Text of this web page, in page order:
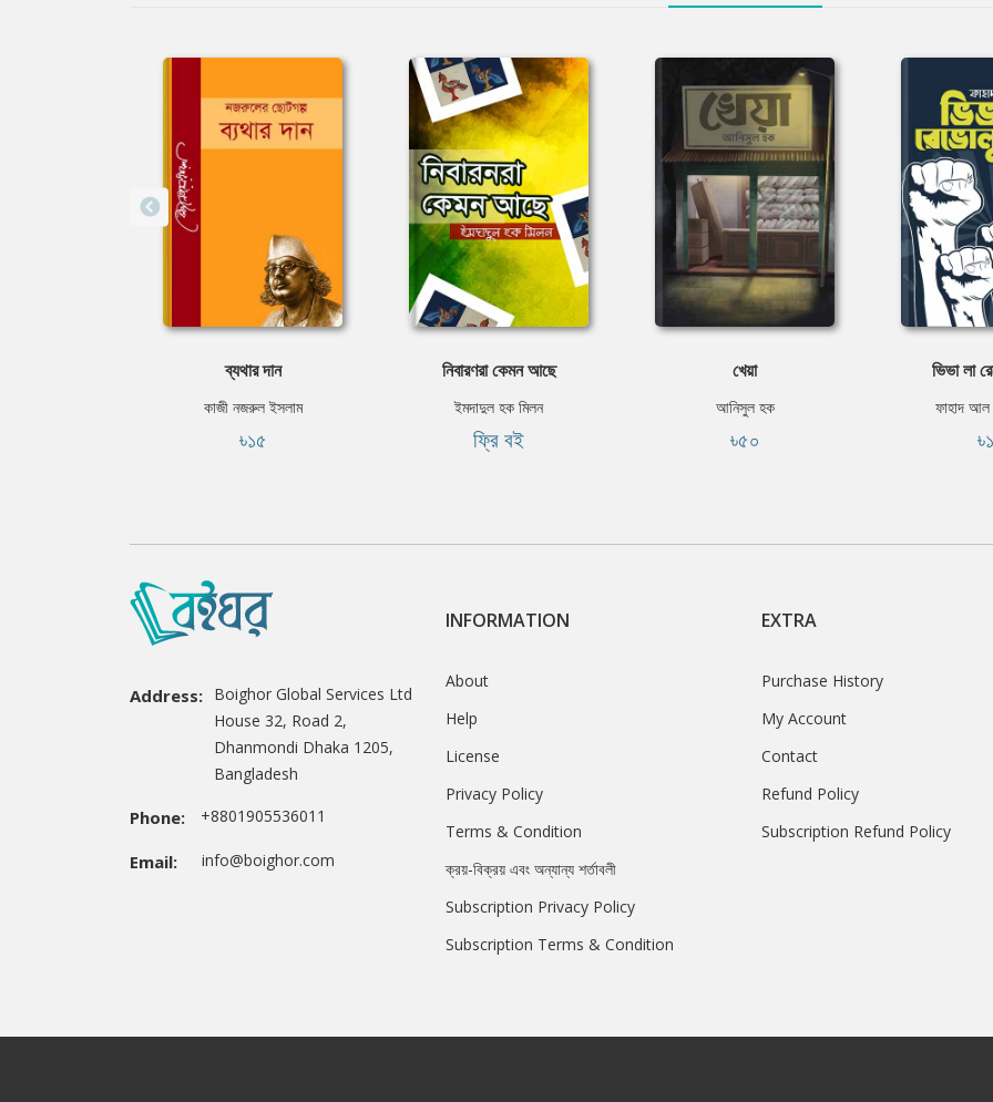
ব্যথার দান
কাজী নজরুল ইসলাম
৳১৫
নিবারণরা কেমন আছে
ইমদাদুল হক মিলন
ফ্রি বই
খেয়া
আনিসুল হক
৳৫০
ভিভা লা
ফাহাদ
Address: Boighor Global Services Ltd
House 32, Road 2,
Dhanmondi Dhaka 1205,
Bangladesh
Phone: +8801905536011
Email: info@boighor.com
INFORMATION
About
Help
License
Privacy Policy
Terms & Condition
ক্রয়-বিক্রয় এবং অন্যান্য শর্তাবলী
Subscription Privacy Policy
Subscription Terms & Condition
EXTRA
Purchase History
My Account
Contact
Refund Policy
Subscription Refund Policy